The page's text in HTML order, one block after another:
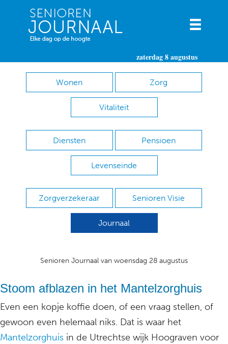
zaterdag 8 augustus
Wonen Zorg
Vitaliteit
Diensten Pensioen
Levenseinde
Zorgverzekeraar Senioren Visie
Journaal
Senioren Journaal van woensdag 28 augustus
Stoom afblazen in het Mantelzorghuis
Even een kopje koffie doen, of een vraag stellen, of
gewoon even helemaal niks. Dat is waar het
Mantelzorghuis in de Utrechtse wijk Hoograven voor